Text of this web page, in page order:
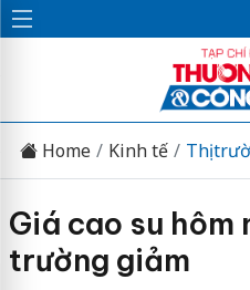
Home Kinh tế Thị
Giá cao su hôm
trường giảm